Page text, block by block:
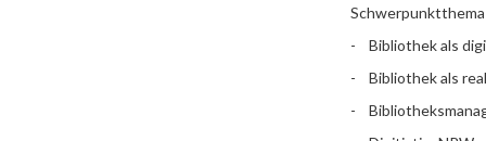
Schwerpunktthema
Bibliothek als
Bibliothek als